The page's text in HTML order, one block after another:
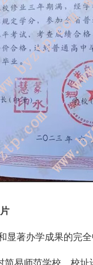
著办学成果的完全
易师范学校，校